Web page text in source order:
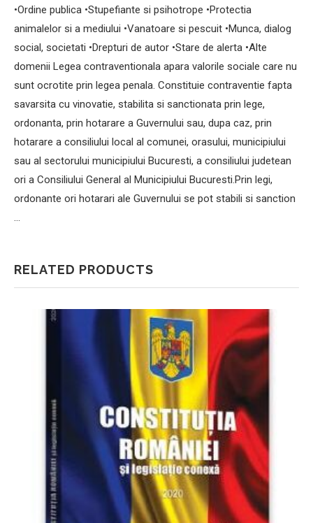
•Ordine publica •Stupefiante si psihotrope •Protectia
animalelor si a mediului •Vanatoare si pescuit •Munca, dialog
social, societati •Drepturi de autor •Stare de alerta •Alte
domenii Legea contraventionala apara valorile sociale care nu
sunt ocrotite prin legea penala. Constituie contraventie fapta
savarsita cu vinovatie, stabilita si sanctionata prin lege,
ordonanta, prin hotarare a Guvernului sau, dupa caz, prin
hotarare a consiliului local al comunei, orasului, municipiului
sau al sectorului municipiului Bucuresti, a consiliului judetean
ori a Consiliului General al Municipiului Bucuresti.Prin legi,
ordonante ori hotarari ale Guvernului se pot stabili si sanction
…
RELATED PRODUCTS